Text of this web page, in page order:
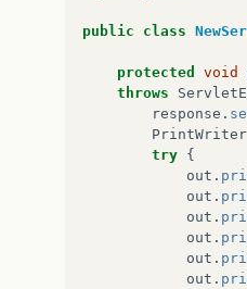
public class
protected void
throws
response .
PrintWriter
try {
out .
out .
out .
out .
out .
out .